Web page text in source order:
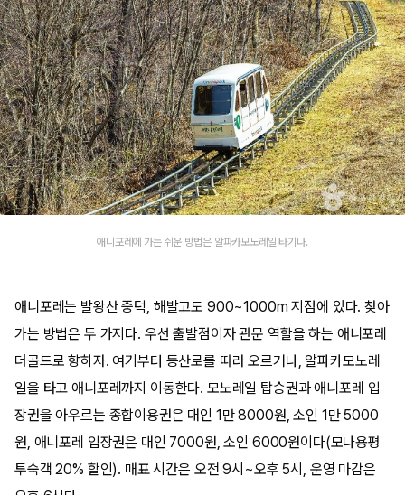
애니포레에 가는 쉬운 방법은 알파카모노레일 타기다.
애니포레는 발왕산 중턱, 해발고도 900~1000m 지점에 있다. 찾아
가는 방법은 두 가지다. 우선 출발점이자 관문 역할을 하는 애니포레
더골드로 향하자. 여기부터 등산로를 따라 오르거나, 알파카모노레
일을 타고 애니포레까지 이동한다. 모노레일 탑승권과 애니포레 입
장권을 아우르는 종합이용권은 대인 1만 8000원, 소인 1만 5000
원, 애니포레 입장권은 대인 7000원, 소인 6000원이다(모나용평
투숙객 20% 할인). 매표 시간은 오전 9시~오후 5시, 운영 마감은